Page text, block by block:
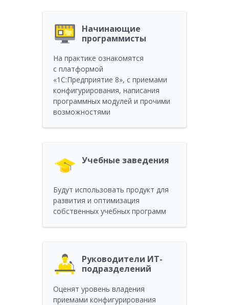
Начинающие
программисты
На практике ознакомятся
с платформой
«1С:Предприятие 8», с приемами
конфигурирования, написания
программных модулей и прочими
возможностями
Учебные заведения
Будут использовать продукт для
развития и оптимизация
собственных учебных программ
Руководители ИТ-
подразделений
Оценят уровень владения
приемами конфигурирования